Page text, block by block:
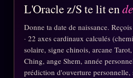
Oracle Parfum
Oracle Anniversaire
Oracle Carte du Jour
Oracle Algorithme
L'Oracle z/S te lit en
Donne ta date de naissance.
· 22 axes cardinaux calculés
solaire, signe chinois, arcane
Ching, ange Shem, année
prédiction d'ouverture personnelle,